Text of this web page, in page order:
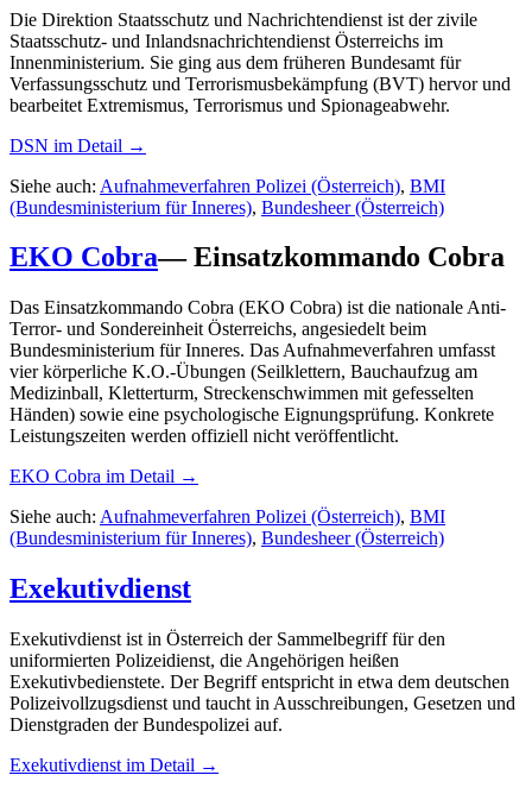
Die Direktion Staatsschutz und Nachrichtendienst ist der zivile
Staatsschutz- und Inlandsnachrichtendienst Österreichs im
Innenministerium. Sie ging aus dem früheren Bundesamt für
Verfassungsschutz und Terrorismusbekämpfung (BVT) hervor und
bearbeitet Extremismus, Terrorismus und Spionageabwehr.
DSN im Detail →
Siehe auch: Aufnahmeverfahren Polizei (Österreich), BMI
(Bundesministerium für Inneres), Bundesheer (Österreich)
EKO Cobra—Einsatzkommando Cobra
Das Einsatzkommando Cobra (EKO Cobra) ist die nationale Anti-
Terror- und Sondereinheit Österreichs, angesiedelt beim
Bundesministerium für Inneres. Das Aufnahmeverfahren umfasst
vier körperliche K.O.-Übungen (Seilklettern, Bauchaufzug am
Medizinball, Kletterturm, Streckenschwimmen mit gefesselten
Händen) sowie eine psychologische Eignungsprüfung. Konkrete
Leistungszeiten werden offiziell nicht veröffentlicht.
EKO Cobra im Detail →
Siehe auch: Aufnahmeverfahren Polizei (Österreich), BMI
(Bundesministerium für Inneres), Bundesheer (Österreich)
Exekutivdienst
Exekutivdienst ist in Österreich der Sammelbegriff für den
uniformierten Polizeidienst, die Angehörigen heißen
Exekutivbedienstete. Der Begriff entspricht in etwa dem deutschen
Polizeivollzugsdienst und taucht in Ausschreibungen, Gesetzen und
Dienstgraden der Bundespolizei auf.
Exekutivdienst im Detail →